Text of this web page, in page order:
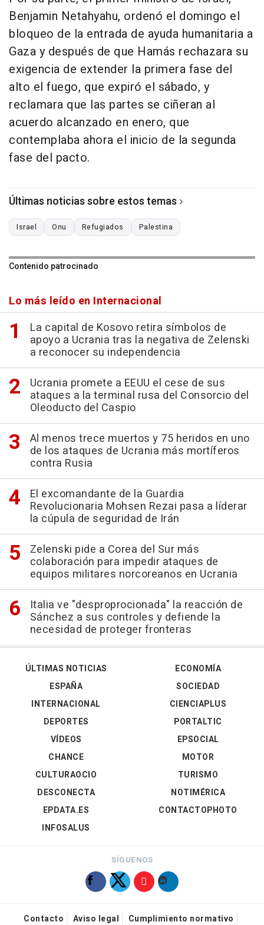
Benjamin Netahyahu, ordenó el domingo el
bloqueo de la entrada de ayuda humanitaria a
Gaza y después de que Hamás rechazara su
exigencia de extender la primera fase del
alto el fuego, que expiró el sábado, y
reclamara que las partes se ciñeran al
acuerdo alcanzado en enero, que
contemplaba ahora el inicio de la segunda
fase del pacto.
Últimas noticias sobre estos temas
Israel Onu Refugiados Palestina
Contenido patrocinado
Lo más leído en Internacional
La capital de Kosovo retira símbolos de
apoyo a Ucrania tras la negativa de Zelenski
a reconocer su independencia
Ucrania promete a EEUU el cese de sus
ataques a la terminal rusa del Consorcio del
Oleoducto del Caspio
Al menos trece muertos y 75 heridos en uno
de los ataques de Ucrania más mortíferos
contra Rusia
El excomandante de la Guardia
Revolucionaria Mohsen Rezai pasa a líderar
la cúpula de seguridad de Irán
Zelenski pide a Corea del Sur más
colaboración para impedir ataques de
equipos militares norcoreanos en Ucrania
Italia ve "desproprocionada" la reacción de
Sánchez a sus controles y defiende la
necesidad de proteger fronteras
ÚLTIMAS NOTICIAS
ESPAÑA
INTERNACIONAL
DEPORTES
VÍDEOS
ECONOMÍA
SOCIEDAD
CIENCIAPLUS
PORTALTIC
EPSOCIAL
CHANCE
CULTURAOCIO
DESCONECTA
EPDATA.ES
INFOSALUS
MOTOR
TURISMO
NOTIMÉRICA
CONTACTOPHOTO
SÍGUENOS
Contacto Aviso legal Cumplimiento normativo